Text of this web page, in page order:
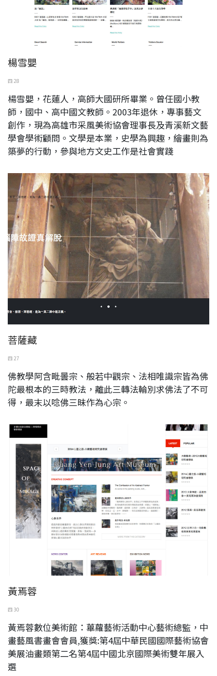
楊雪嬰
四 28
楊雪嬰，花蓮人，高師大國研所畢業。曾任國小教
師，國中、高中國文教師。2003年退休，專事藝文
創作，現為高雄市采風美術協會理事長及青溪新文藝
學會學術顧問。文學是本業，史學為興趣，繪畫則為
築夢的行動，參與地方文史工作是社會實踐
菩薩藏
四 27
佛教學阿含毗曇宗、般若中觀宗、法相唯識宗皆為佛
陀最根本的三時教法，離此三轉法輪別求佛法了不可
得，最末以唸佛三昧作為心宗。
黃焉蓉
四 30
黃焉蓉數位美術館：蓽蘿藝術活動中心藝術總監，中
畫藝風書畫會會員,獲獎:第4屆中華民國國際藝術協會
美展油畫類第二名第4屆中國北京國際美術雙年展入
選